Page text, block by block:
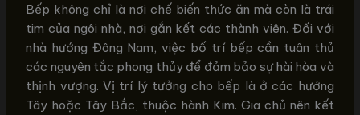
Bếp không chỉ là nơi chế biến thức ăn mà còn là trái
tim của ngôi nhà, nơi gắn kết các thành viên. Đối với
nhà hướng Đông Nam, việc bố trí bếp cần tuân thủ
các nguyên tắc phong thủy để đảm bảo sự hài hòa và
thịnh vượng. Vị trí lý tưởng cho bếp là ở các hướng
Tây hoặc Tây Bắc, thuộc hành Kim. Gia chủ nên kết